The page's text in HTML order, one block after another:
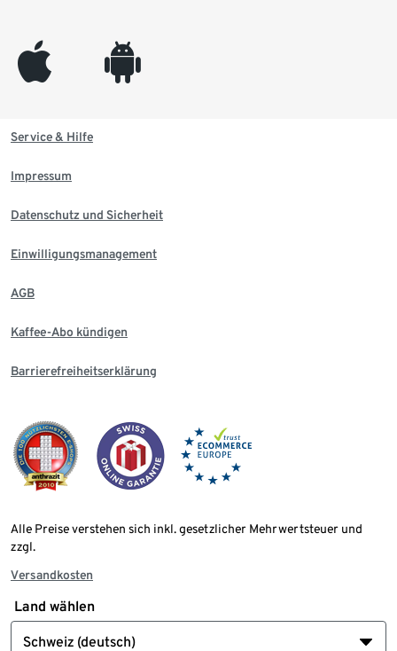
appleinc android
Service & Hilfe
Impressum
Datenschutz und Sicherheit
Einwilligungsmanagement
AGB
Kaffee-Abo kündigen
Barrierefreiheitserklärung
Alle Preise verstehen sich inkl. gesetzlicher Mehrwertsteuer und
zzgl.
Versandkosten
Land wählen
Schweiz (deutsch)